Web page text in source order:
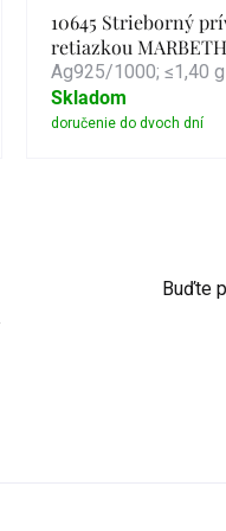
10645 Strieborný
retiazkou MARBETH
Ag925/1000; ≤1,40 g
Skladom
Buďte